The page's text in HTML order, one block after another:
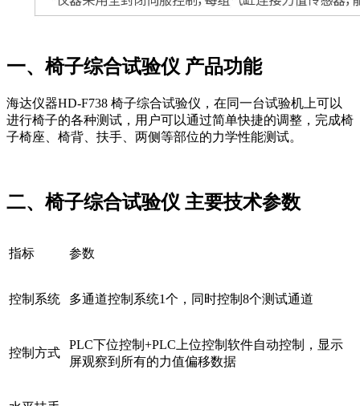
一、椅子综合试验仪 产品功能
海达仪器HD-F738 椅子综合试验仪，在同一台试验机上可以
进行椅子的各种测试，用户可以通过简单快捷的调整，完成椅
子椅座、椅背、扶手、两侧等部位的力学性能测试。
二、椅子综合试验仪 主要技术参数
指标 参数
控制系统 多通道控制系统1个，同时控制8个测试通道
控制方式
PLC下位控制+PLC上位控制软件自动控制，显示
屏观察到所有的力值偏移数据